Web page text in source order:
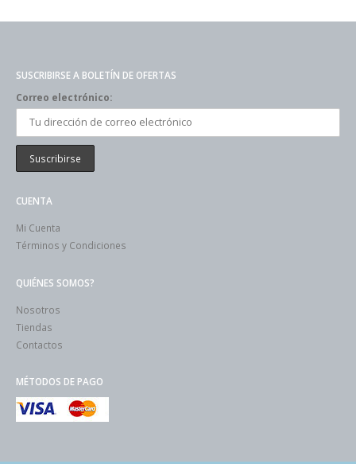
SUSCRIBIRSE A BOLETÍN DE OFERTAS
Correo electrónico:
CUENTA
Mi Cuenta
Términos y Condiciones
QUIÉNES SOMOS?
Nosotros
Tiendas
Contactos
MÉTODOS DE PAGO